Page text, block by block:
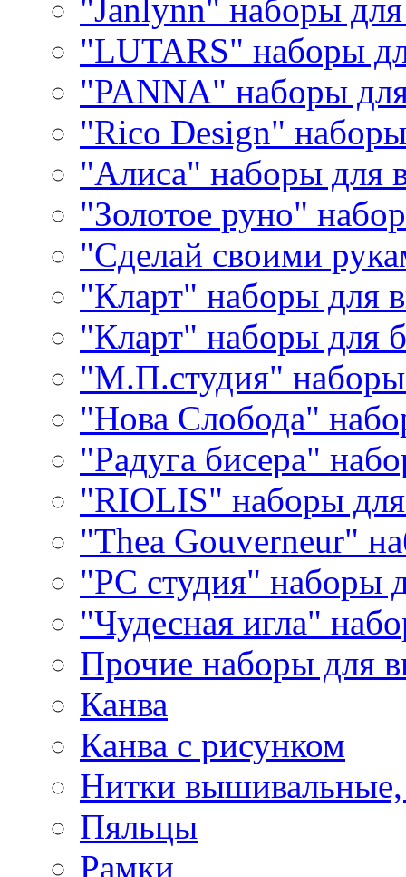
"Janlynn" наборы
"LUTARS" наборы
"PANNA" наборы
"Rico Design"
"Алиса" наборы для
"Золотое руно"
"Сделай своими
"Кларт" наборы для
"Кларт" наборы для
"М.П.студия"
"Нова Слобода"
"Радуга бисера"
"RIOLIS" наборы
"Thea Gouverneur"
"РС студия" наборы
"Чудесная игла"
Прочие наборы для
Канва
Канва с рисунком
Нитки
Пяльцы
Рамки